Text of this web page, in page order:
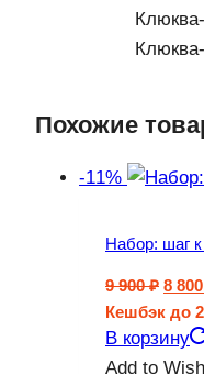
Похожие
-11%
Набор: шаг
9 900₽
цена
9
8 800
Кешбэк до
В корзину
Add to